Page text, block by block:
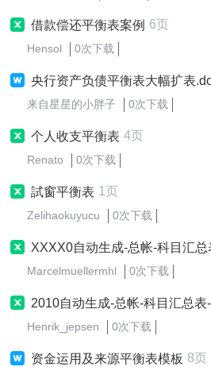
借款偿还平衡表案例 6页
Hensol 0次下载
央行资产负债平衡表大幅扩表
来自星星的小胖子 0次下载
个人收支平衡表 4页
Renato 0次下载
試窗平衡表 1页
Zelihaokuyucu 0次下载
XXXX0自动生成-总帐-科目汇总表模板-资产平衡表模板-资产负债
Marcelmuellermhl 0次下载
2010自动生成-总帐-科目汇总表-资产平衡表-资
Henrik_jepsen 0次下载
资金运用及来源平衡表模板 8页